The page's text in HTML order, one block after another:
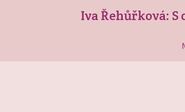
Iva Řehůřková: S